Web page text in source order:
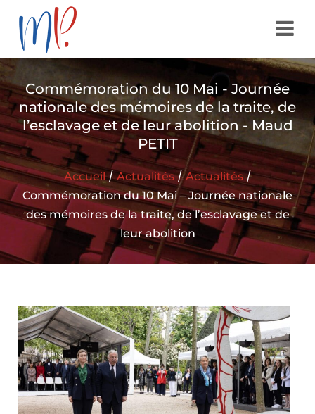
Commémoration du 10 Mai - Journée
nationale des mémoires de la traite, de
l’esclavage et de leur abolition - Maud
PETIT
Accueil/Actualités/Actualités/
Commémoration du 10 Mai – Journée nationale
des mémoires de la traite, de l’esclavage et de
leur abolition